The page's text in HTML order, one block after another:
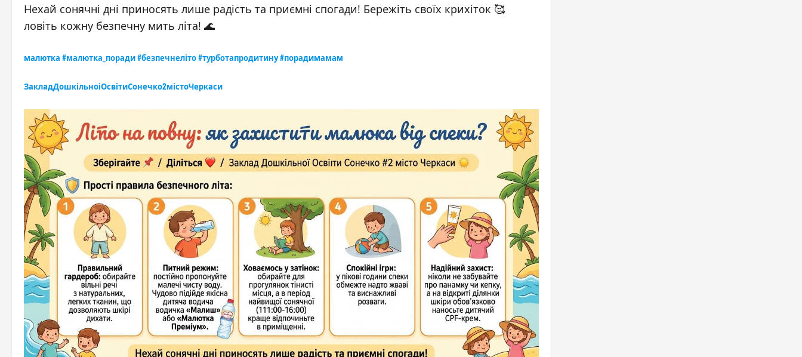
Нехай сонячні дні приносять лише радість та приємні спогади! Бережіть своїх крихіток 🥰
ловіть кожну безпечну мить літа! 🌊
малютка #малютка_поради #безпечнеліто #турботапродитину #порадимамам
ЗакладДошкільноіОсвітиСонечко2містоЧеркаси